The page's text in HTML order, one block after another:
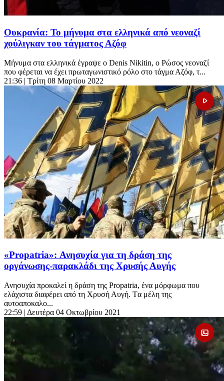
Ουκρανία: Το μήνυμα στα ελληνικά από νεοναζί
χούλιγκαν του τάγματος Αζόφ
Μήνυμα στα ελληνικά έγραψε ο Denis Nikitin, ο Ρώσος νεοναζί
που φέρεται να έχει πρωταγωνιστικό ρόλο στο τάγμα Αζόφ, τ...
21:36 | Τρίτη 08 Μαρτίου 2022
«Propatria»: Ανησυχία για τη δράση της
οργάνωσης-παρακλάδι της Χρυσής Αυγής
Ανησυχία προκαλεί η δράση της Propatria, ένα μόρφωμα που
ελάχιστα διαφέρει από τη Χρυσή Αυγή. Tα μέλη της
αυτοαποκαλο...
22:59 | Δευτέρα 04 Οκτωβρίου 2021